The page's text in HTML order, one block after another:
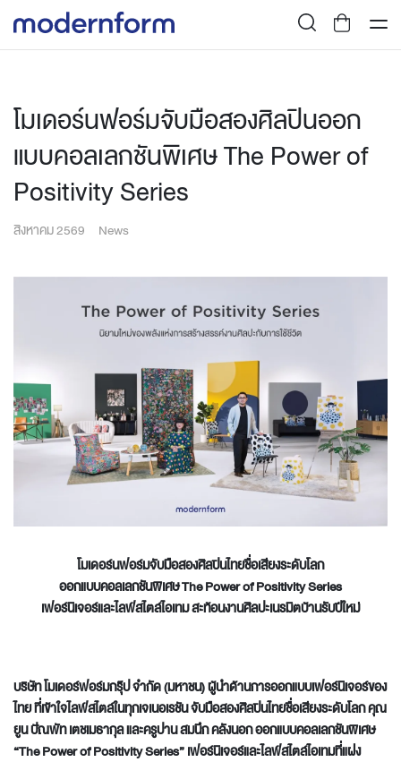
โมเดอร์นฟอร์มจับมือสองศิลปินออก
แบบคอลเลกชันพิเศษ The Power of
Positivity Series
สิงหาคม 2569 News
โมเดอร์นฟอร์มจับมือสองศิลปินไทยชื่อเสียงระดับโลก
ออกแบบคอลเลกชันพิเศษThe Power of Positivity Series
เฟอร์นิเจอร์และไลฟ์สไตล์ไอเทม สะท้อนงานศิลปะเนรมิตบ้านรับปีใหม่
บริษัท โมเดอร์ฟอร์มกรุ๊ป จำกัด (มหาชน) ผู้นำด้านการออกแบบเฟอร์นิเจอร์ของ
ไทย ที่เข้าใจไลฟ์สไตล์ในทุกเจเนอเรชัน จับมือสองศิลปินไทยชื่อเสียงระดับโลก คุณ
ยูน ปัณพัท เตชเมธากุล และครูปาน สมนึก คลังนอก ออกแบบคอลเลกชันพิเศษ
“The Power of Positivity Series” เฟอร์นิเจอร์และไลฟ์สไตล์ไอเทมที่แฝง